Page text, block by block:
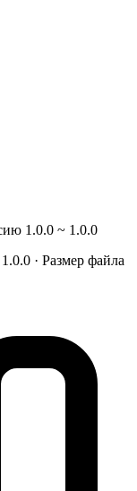
1.0.0 ~ 1.0.0
· Размер файла